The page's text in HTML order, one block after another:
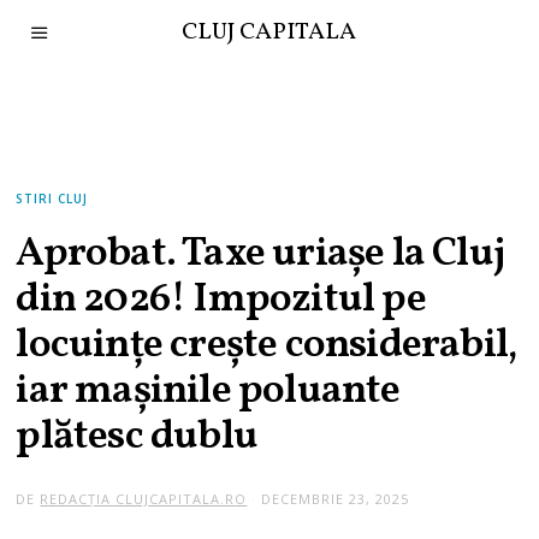
CLUJ CAPITALA
STIRI CLUJ
Aprobat. Taxe uriașe la Cluj
din 2026! Impozitul pe
locuințe crește considerabil,
iar mașinile poluante
plătesc dublu
DE REDACȚIA CLUJCAPITALA.RO DECEMBRIE 23, 2025